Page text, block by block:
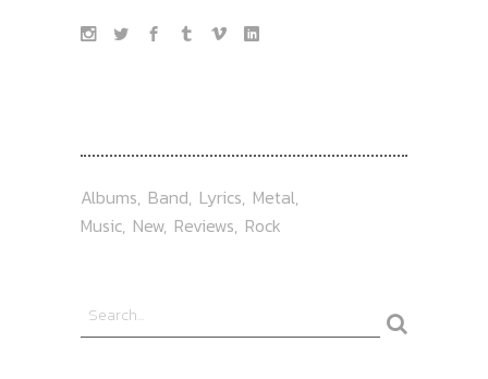
Albums Band Lyrics Metal
Music New Reviews Rock